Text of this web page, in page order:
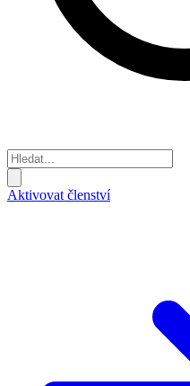
Aktivovat členství